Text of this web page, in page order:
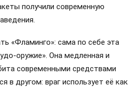
получили современную
«Фламинго»: сама по себе эта
оружие». Она медленная и
современными средствами
в другом: враг использует её как